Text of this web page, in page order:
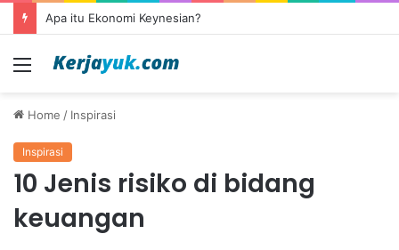
Apa itu outsourcing?
Menu
Home / Inspirasi
Inspirasi
10 Jenis risiko di bidang
keuangan